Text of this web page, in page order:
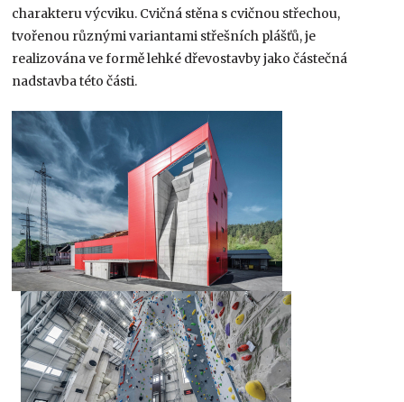
charakteru výcviku. Cvičná stěna s cvičnou střechou,
tvořenou různými variantami střešních plášťů, je
realizována ve formě lehké dřevostavby jako částečná
nadstavba této části.